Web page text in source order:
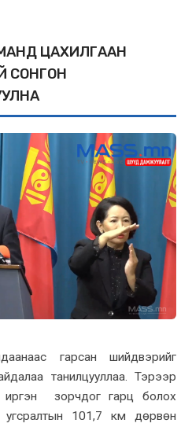
ЦАХИЛГААН
СОНГОН
гарсан шийдвэрийг
танилцууллаа. Тэрээр
зорчдог гарц болох
угсралтын 101,7 км дөрвөн